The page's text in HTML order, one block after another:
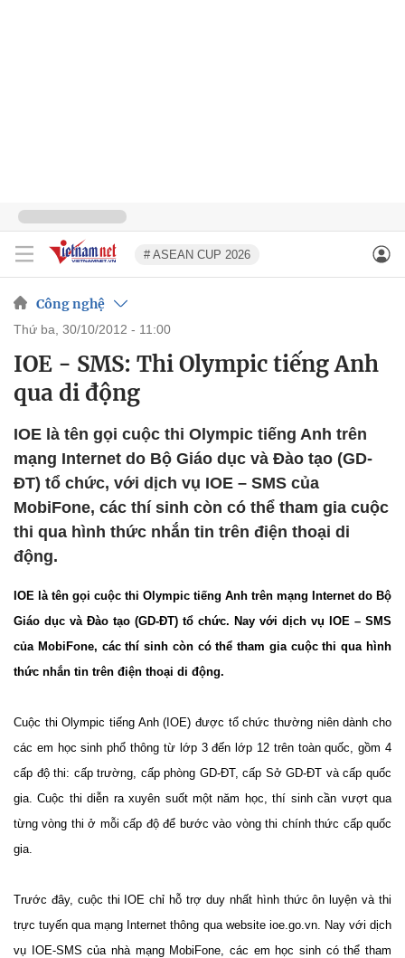
# ASEAN CUP 2026
Công nghệ
thứ ba, 30/10/2012 - 11:00
IOE - SMS: Thi Olympic tiếng Anh
qua di động
IOE là tên gọi cuộc thi Olympic tiếng Anh trên
mạng Internet do Bộ Giáo dục và Đào tạo (GD-
ĐT) tổ chức, với dịch vụ IOE – SMS của
MobiFone, các thí sinh còn có thể tham gia cuộc
thi qua hình thức nhắn tin trên điện thoại di
động.
IOE là tên gọi cuộc thi Olympic tiếng Anh trên mạng Internet do Bộ
Giáo dục và Đào tạo (GD-ĐT) tổ chức. Nay với dịch vụ IOE – SMS
của MobiFone, các thí sinh còn có thể tham gia cuộc thi qua hình
thức nhắn tin trên điện thoại di động.
Cuộc thi Olympic tiếng Anh (IOE) được tổ chức thường niên dành cho
các em học sinh phổ thông từ lớp 3 đến lớp 12 trên toàn quốc, gồm 4
cấp độ thi: cấp trường, cấp phòng GD-ĐT, cấp Sở GD-ĐT và cấp quốc
gia. Cuộc thi diễn ra xuyên suốt một năm học, thí sinh cần vượt qua
từng vòng thi ở mỗi cấp độ để bước vào vòng thi chính thức cấp quốc
gia.
Trước đây, cuộc thi IOE chỉ hỗ trợ duy nhất hình thức ôn luyện và thi
trực tuyến qua mạng Internet thông qua website ioe.go.vn. Nay với dịch
vụ IOE-SMS của nhà mạng MobiFone, các em học sinh có thể tham